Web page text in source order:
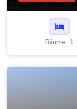
Räume: 1